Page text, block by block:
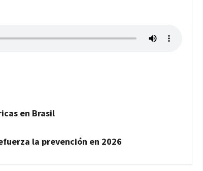
en Brasil
la prevención en 2026